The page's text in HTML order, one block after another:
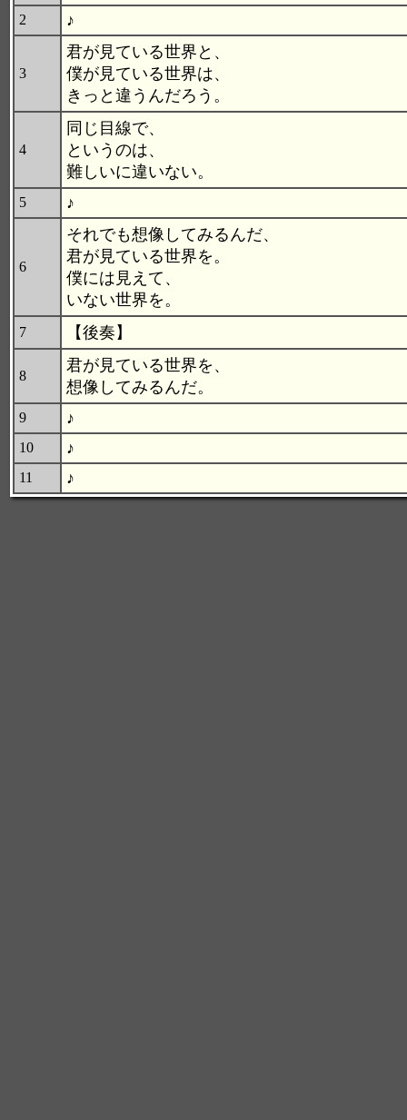
2 ♪
3
君が見ている世界と、
僕が見ている世界は、
きっと違うんだろう。
4
同じ目線で、
というのは、
難しいに違いない。
5 ♪
6
それでも想像してみるんだ、
君が見ている世界を。
僕には見えて、
いない世界を。
7 【後奏】
8
君が見ている世界を、
想像してみるんだ。
9 ♪
10 ♪
11 ♪